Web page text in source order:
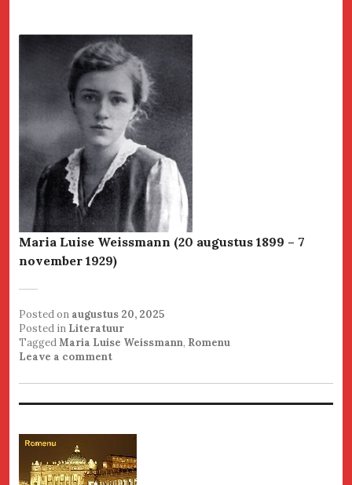
Maria Luise Weissmann (20 augustus 1899 – 7
november 1929)
Posted on augustus 20, 2025
Posted in Literatuur
TaggedMaria Luise Weissmann, Romenu
Leave a comment